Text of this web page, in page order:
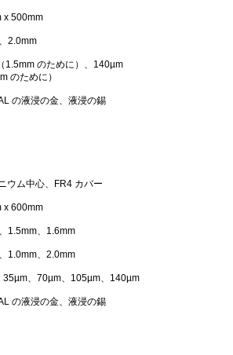
x 500mm
2.0mm
1.5mm のために）、140µm
のために）
の液浸の金、液浸の錫
ウム中心、FR4 カバー
x 600mm
1.5mm、1.6mm
1.0mm、2.0mm
35µm、70µm、105µm、140µm
の液浸の金、液浸の錫